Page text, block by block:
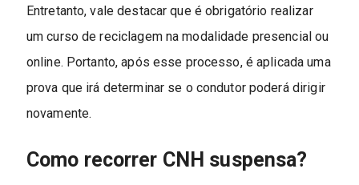
Entretanto, vale destacar que é obrigatório realizar
um curso de reciclagem na modalidade presencial ou
online. Portanto, após esse processo, é aplicada uma
prova que irá determinar se o condutor poderá dirigir
novamente.
Como recorrer CNH suspensa?